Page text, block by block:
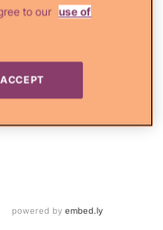
to our use of
ACCEPT